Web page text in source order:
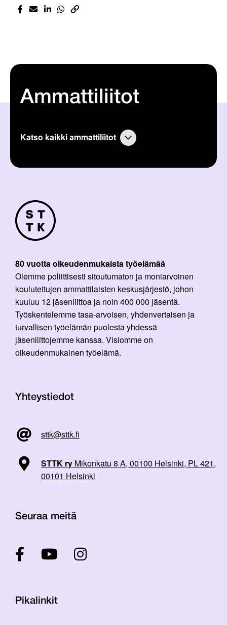
Ammattiliitot
Katso kaikki ammattiliitot
80 vuotta oikeudenmukaista työelämää
Olemme poliittisesti sitoutumaton ja moniarvoinen
koulutettujen ammattilaisten keskusjärjestö, johon
kuuluu 12 jäsenliittoa ja noin 400 000 jäsentä.
Työskentelemme tasa-arvoisen, yhdenvertaisen ja
turvallisen työelämän puolesta yhdessä
jäsenliittojemme kanssa. Visiomme on
oikeudenmukainen työelämä.
Yhteystiedot
sttk@sttk.fi
STTK ry Mikonkatu 8 A, 00100 Helsinki, PL 421,
00101 Helsinki
Seuraa meitä
Pikalinkit